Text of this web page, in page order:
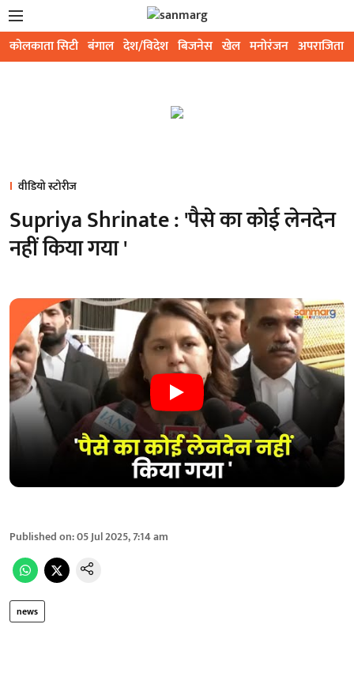
कोलकाता सिटी बंगाल देश/विदेश बिजनेस खेल मनोरंजन अपराजिता
वीडियो स्टोरीज
Supriya Shrinate : 'पैसे का कोई लेनदेन
नहीं किया गया '
Published on:05 Jul 2025, 7:14 am
news